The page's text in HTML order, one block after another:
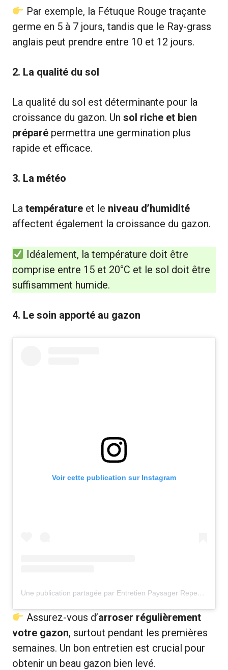
Par exemple, la Fétuque Rouge traçante
germe en 5 à 7 jours, tandis que le Ray-grass
anglais peut prendre entre 10 et 12 jours.
2. La qualité du sol
La qualité du sol est déterminante pour la
croissance du gazon. Un sol riche et bien
préparé permettra une germination plus
rapide et efficace.
3. La météo
La température et le niveau d’humidité
affectent également la croissance du gazon.
Idéalement, la température doit être
comprise entre 15 et 20°C et le sol doit être
suffisamment humide.
4. Le soin apporté au gazon
Voir cette publication sur Instagram
Une publication partagée par Entretien Paysager Repentigny (@entretien.paysager.repentigny)
Assurez-vous d’arroser régulièrement
votre gazon, surtout pendant les premières
semaines. Un bon entretien est crucial pour
obtenir un beau gazon bien levé.